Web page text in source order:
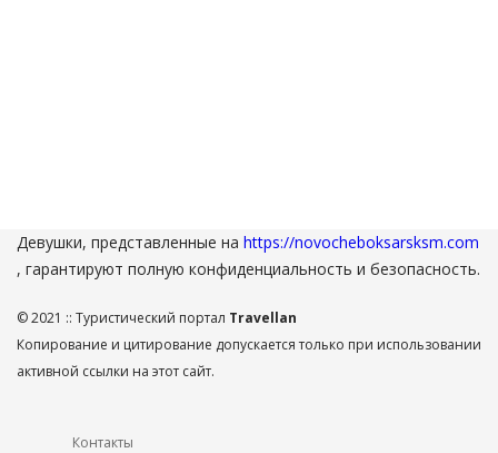
Девушки, представленные на https://novocheboksarsksm.com
, гарантируют полную конфиденциальность и безопасность.
© 2021 :: Туристический портал Travellan
Копирование и цитирование допускается только при использовании
активной ссылки на этот сайт.
Контакты